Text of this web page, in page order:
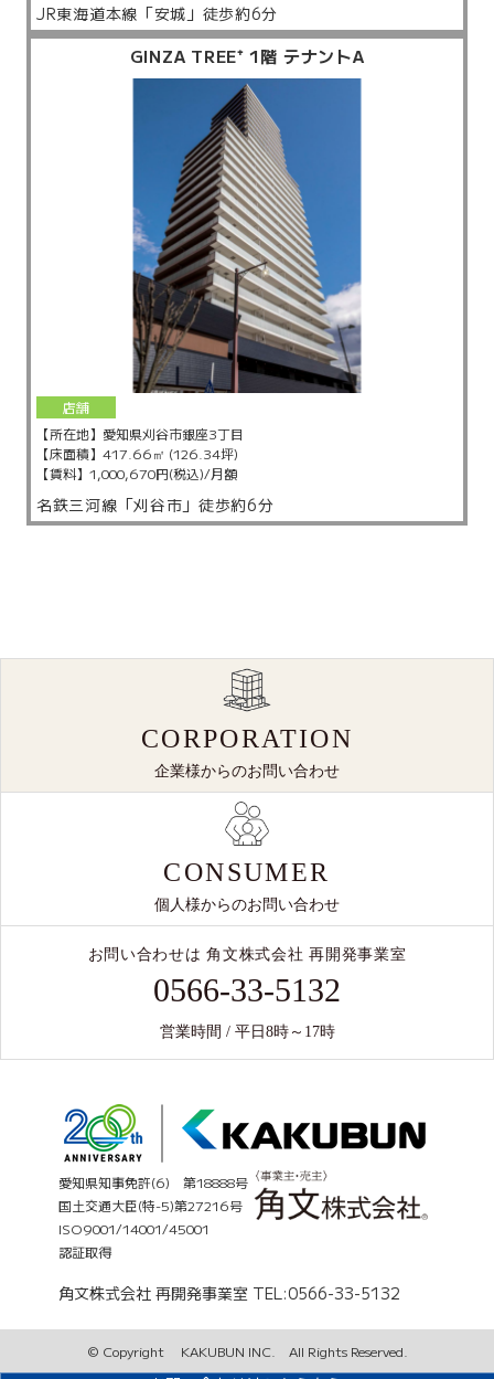
JR東海道本線「安城」徒歩約6分
GINZA TREE⁺ 1階 テナントA
店舗
【所在地】 愛知県刈谷市銀座3丁目
【床面積】 417.66㎡ (126.34坪)
【賃料】 1,000,670円(税込)/月額
名鉄三河線「刈谷市」徒歩約6分
CORPORATION
企業様からのお問い合わせ
CONSUMER
個人様からのお問い合わせ
お問い合わせは 角文株式会社 再開発事業室
0566-33-5132
営業時間 / 平日8時～17時
愛知県知事免許(6) 第18888号
国土交通大臣(特-5)第27216号
ISO9001/14001/45001
認証取得
角文株式会社 再開発事業室 TEL:0566-33-5132
© Copyright KAKUBUN INC. All Rights Reserved.